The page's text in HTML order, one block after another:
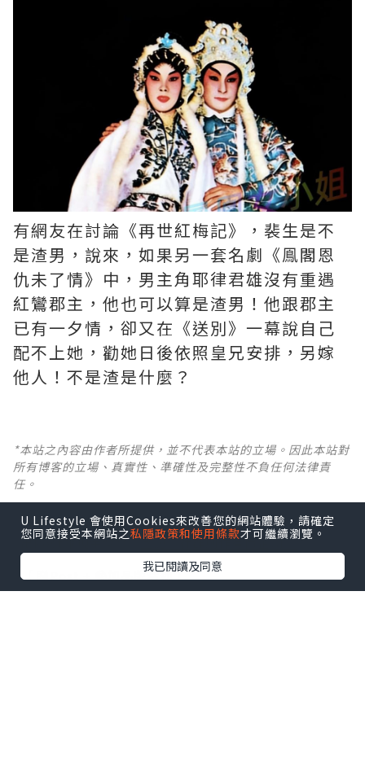
有網友在討論《再世紅梅記》，裴生是不
是渣男，說來，如果另一套名劇《鳯閣恩
仇未了情》中，男主角耶律君雄沒有重遇
紅鸞郡主，他也可以算是渣男！他跟郡主
已有一夕情，卻又在《送別》一幕說自己
配不上她，勸她日後依照皇兄安排，另嫁
他人！不是渣是什麼？ ​​​
*本站之內容由作者所提供，並不代表本站的立場。因此本站對
所有博客的立場、真實性、準確性及完整性不負任何法律責
任。
【 U Creator 招募 】
出Post賺現金獎賞 l登記《社群創作有價企劃》
【 睇Post + 參加品牌活動 】
瀏覽更多社群打卡丶旅遊丶美食丶親子丶寵物丶扮靚
U Lifestyle 會使用Cookies來改善您的網站體驗，請確定
您同意接受本網站之私隱政策和使用條款才可繼續瀏覽。
我已閱讀及同意